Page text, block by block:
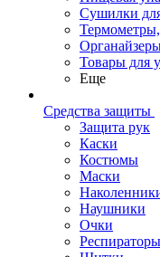
Сушилки
Товары для
Еще
Средства защиты
Защита рук
Каски
Костюмы
Маски
Наушники
Очки
Респираторы